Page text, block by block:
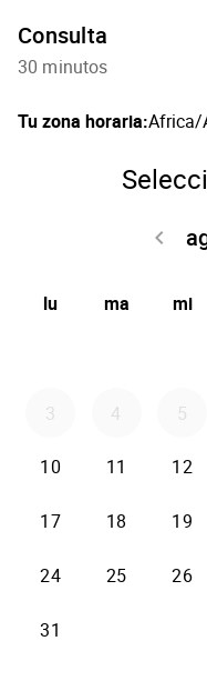
Consulta
30 minutos
Tu zona horaria:Africa/
keyboard_arrow_left
lu ma mi
3 4 5
10 11 12
17 18 19
24 25 26
31